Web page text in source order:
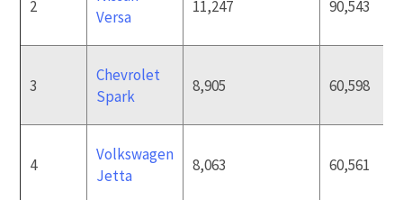
2
Versa
11,247 90,543
3
Chevrolet
Spark
8,905 60,598
4
Volkswagen
Jetta
8,063 60,561